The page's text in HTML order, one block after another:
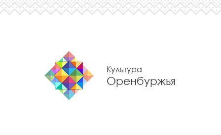
Культура
Оренбуржья